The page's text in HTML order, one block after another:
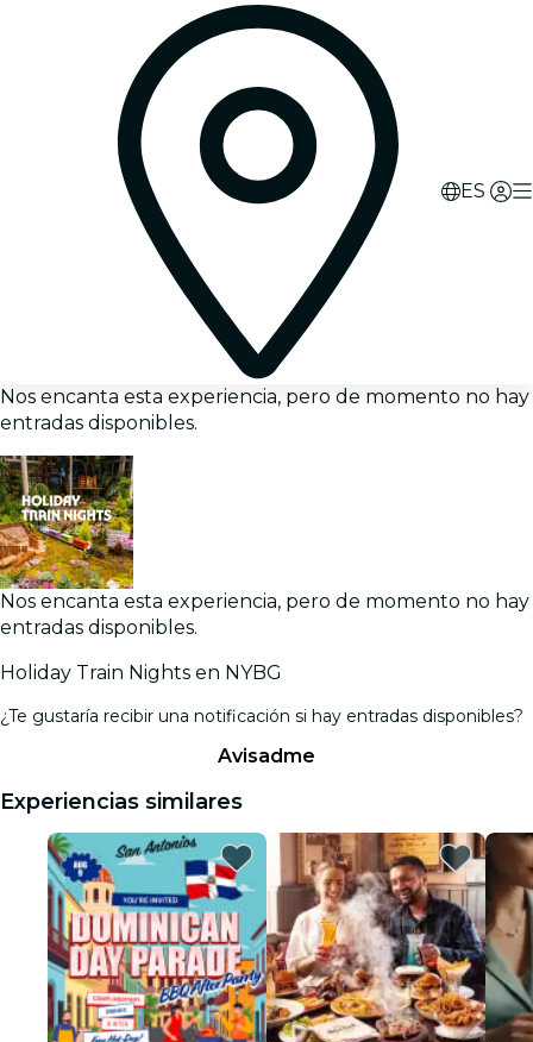
ES
Nos encanta esta experiencia, pero de momento no hay
entradas disponibles.
Nos encanta esta experiencia, pero de momento no hay
entradas disponibles.
Holiday Train Nights en NYBG
¿Te gustaría recibir una notificación si hay entradas disponibles?
Avisadme
Experiencias similares